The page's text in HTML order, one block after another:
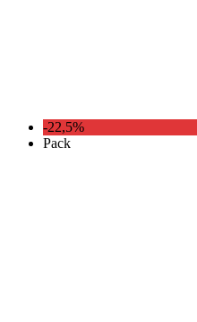
-22,5%
Pack